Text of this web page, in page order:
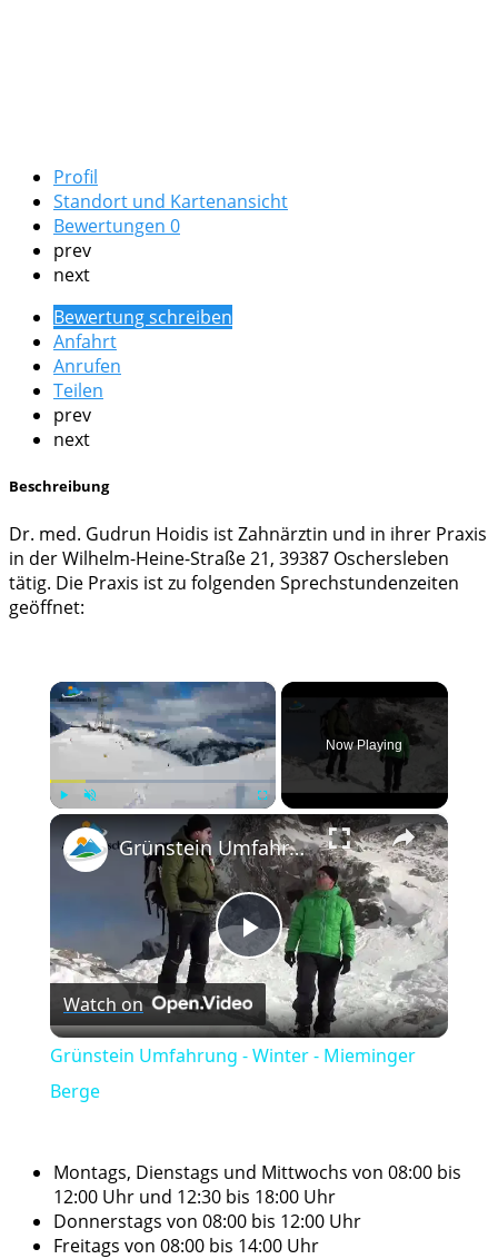
Profil
Standort und Kartenansicht
Bewertungen 0
prev
next
Bewertung schreiben
Anfahrt
Anrufen
Teilen
prev
next
Beschreibung
Dr. med. Gudrun Hoidis ist Zahnärztin und in ihrer Praxis
in der Wilhelm-Heine-Straße 21, 39387 Oschersleben
tätig. Die Praxis ist zu folgenden Sprechstundenzeiten
geöffnet:
×
Fullscreen
Now Playing
×
Play
Video
Grünstein Umfahrung - Winter - Mieminger Berge
Watch on
Grünstein Umfahrung - Winter - Mieminger
Berge
Montags, Dienstags und Mittwochs von 08:00 bis
12:00 Uhr und 12:30 bis 18:00 Uhr
Donnerstags von 08:00 bis 12:00 Uhr
Freitags von 08:00 bis 14:00 Uhr